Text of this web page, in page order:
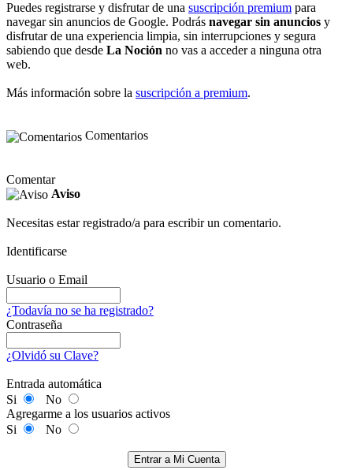
Puedes registrarse y disfrutar de una suscripción premium para
navegar sin anuncios de Google. Podrás navegar sin anuncios y
disfrutar de una experiencia limpia, sin interrupciones y segura
sabiendo que desde La Noción no vas a acceder a ninguna otra
web.
Más información sobre la suscripción a premium.
Comentarios
Comentar
Aviso
Necesitas estar registrado/a para escribir un comentario.
Identificarse
Usuario o Email
¿Todavía no se ha registrado?
Contraseña
¿Olvidó su Clave?
Entrada automática
Si
No
Agregarme a los usuarios activos
Si
No
Entrar a Mi Cuenta